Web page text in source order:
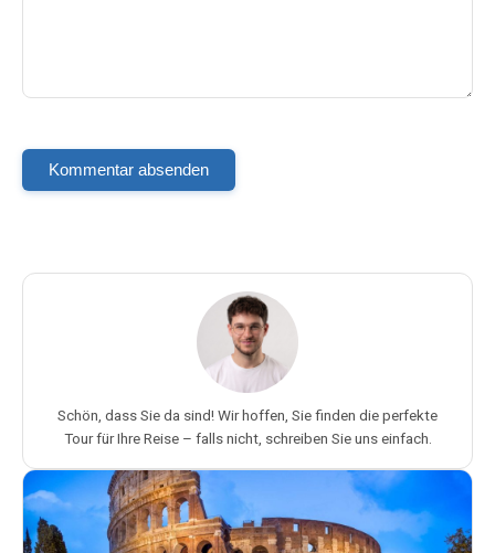
Kommentar absenden
Schön, dass Sie da sind! Wir hoffen, Sie finden die perfekte
Tour für Ihre Reise – falls nicht, schreiben Sie uns einfach.